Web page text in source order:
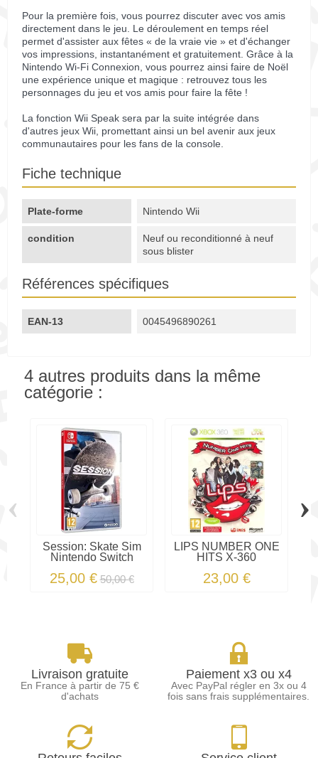
Pour la première fois, vous pourrez discuter avec vos amis
directement dans le jeu. Le déroulement en temps réel
permet d'assister aux fêtes « de la vraie vie » et d'échanger
vos impressions, instantanément et gratuitement. Grâce à la
Nintendo Wi-Fi Connexion, vous pourrez ainsi faire de Noël
une expérience unique et magique : retrouvez tous les
personnages du jeu et vos amis pour faire la fête !
La fonction Wii Speak sera par la suite intégrée dans
d'autres jeux Wii, promettant ainsi un bel avenir aux jeux
communautaires pour les fans de la console.
Fiche technique
Plate-forme Nintendo Wii
condition
Neuf ou reconditionné à neuf
sous blister
Références spécifiques
EAN-13 0045496890261
4 autres produits dans la même
catégorie :
Session: Skate Sim
Nintendo Switch
25,00 € 50,00 €
LIPS NUMBER ONE
HITS X-360
23,00 €
‹ ›
Livraison gratuite
En France à partir de 75 €
d'achats
Paiement x3 ou x4
Avec PayPal régler en 3x ou 4
fois sans frais supplémentaires.